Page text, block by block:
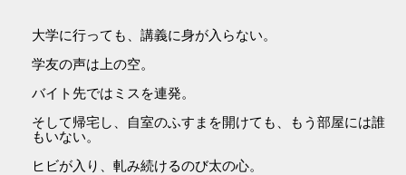
大学に行っても、講義に身が入らない。
学友の声は上の空。
バイト先ではミスを連発。
そして帰宅し、自室のふすまを開けても、もう部屋には誰
もいない。
ヒビが入り、軋み続けるのび太の心。